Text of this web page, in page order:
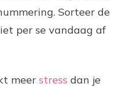
Sorteer de
per se vandaag af
meer stress dan je